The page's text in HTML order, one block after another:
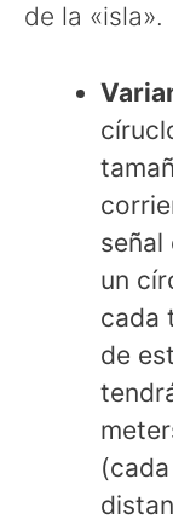
de la «isla».
señal
un
cada
de